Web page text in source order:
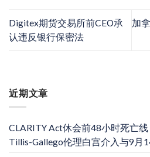
近期文章
CLARITY Act休会前48小时死亡线
Tillis-Gallego伦理白宫介入与9月
Digitex期货交易所前CEO承
认违反银行保密法
加